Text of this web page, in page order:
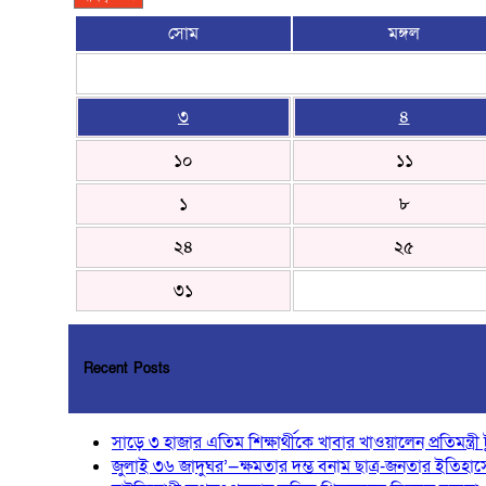
সোম মঙ্গল
৩
৪
১০
১১
১
৮
২৪
২৫
৩১
Recent Posts
সাড়ে ৩ হাজার এতিম শিক্ষার্থীকে খাবার খাওয়ালেন
জুলাই ৩৬ জাদুঘর’—ক্ষমতার দম্ভ বনাম ছাত্র-জনতার